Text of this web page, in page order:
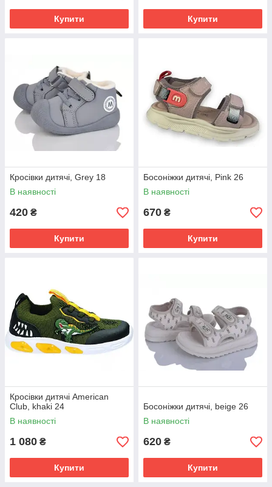
Купити Купити
Кросівки дитячі, Grey 18
В наявності
420 ₴
Купити
Босоніжки дитячі, Pink 26
В наявності
670 ₴
Купити
Кросівки дитячі American
Club, khaki 24
В наявності
1 080 ₴
Купити
Босоніжки дитячі, beige 26
В наявності
620 ₴
Купити